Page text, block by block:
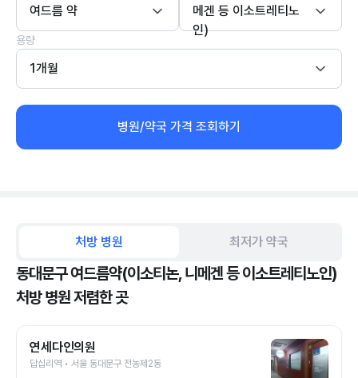
여드름 약
메겐 등 이소트레티노
인)
용량
1개월
병원/약국 가격 조회하기
처방 병원 최저가 약국
동대문구 여드름약(이소티논, 니메겐 등 이소트레티노인)
처방 병원 저렴한 곳
연세다인의원
답십리역 • 서울 동대문구 전농제2동